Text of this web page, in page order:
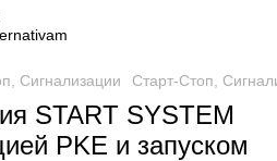
Сигнализации Старт-Стоп,
START SYSTEM
PKE и запуском